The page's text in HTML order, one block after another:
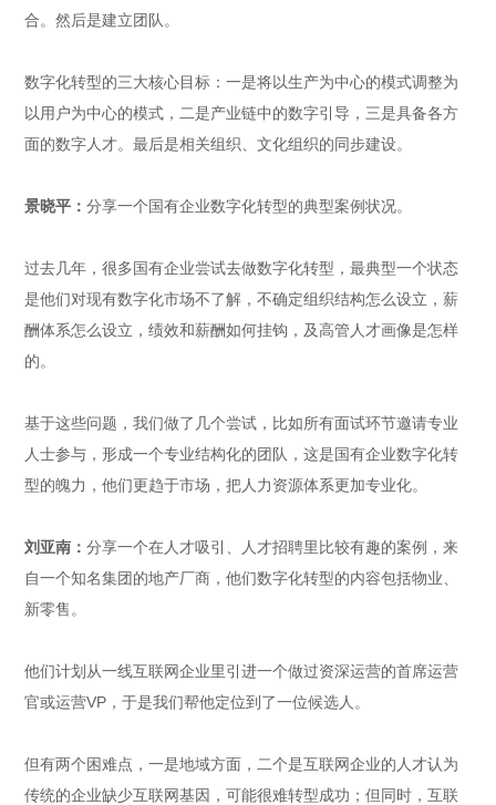
合。然后是建立团队。
数字化转型的三大核心目标：一是将以生产为中心的模式调整为
以用户为中心的模式，二是产业链中的数字引导，三是具备各方
面的数字人才。最后是相关组织、文化组织的同步建设。
景晓平：分享一个国有企业数字化转型的典型案例状况。
过去几年，很多国有企业尝试去做数字化转型，最典型一个状态
是他们对现有数字化市场不了解，不确定组织结构怎么设立，薪
酬体系怎么设立，绩效和薪酬如何挂钩，及高管人才画像是怎样
的。
基于这些问题，我们做了几个尝试，比如所有面试环节邀请专业
人士参与，形成一个专业结构化的团队，这是国有企业数字化转
型的魄力，他们更趋于市场，把人力资源体系更加专业化。
刘亚南：分享一个在人才吸引、人才招聘里比较有趣的案例，来
自一个知名集团的地产厂商，他们数字化转型的内容包括物业、
新零售。
他们计划从一线互联网企业里引进一个做过资深运营的首席运营
官或运营VP，于是我们帮他定位到了一位候选人。
但有两个困难点，一是地域方面，二个是互联网企业的人才认为
传统的企业缺少互联网基因，可能很难转型成功；但同时，互联